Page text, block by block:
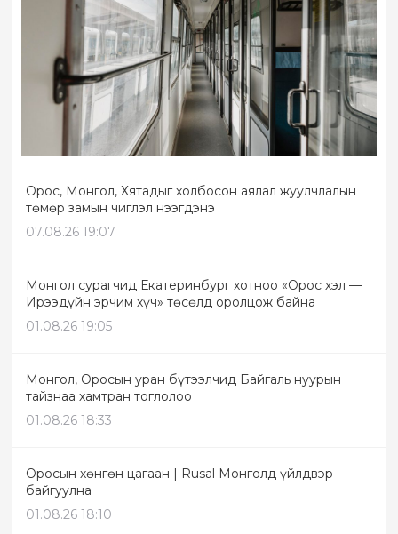
Орос, Монгол, Хятадыг холбосон аялал жуулчлалын
төмөр замын чиглэл нээгдэнэ
07.08.26 19:07
Монгол сурагчид Екатеринбург хотноо «Орос хэл —
Ирээдүйн эрчим хүч» төсөлд оролцож байна
01.08.26 19:05
Монгол, Оросын уран бүтээлчид Байгаль нуурын
тайзнаа хамтран тоглолоо
01.08.26 18:33
Оросын хөнгөн цагаан | Rusal Монголд үйлдвэр
байгуулна
01.08.26 18:10